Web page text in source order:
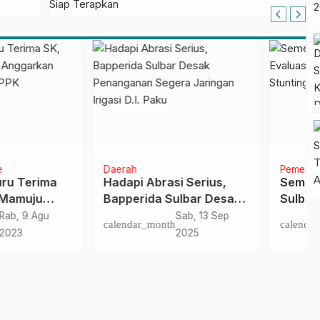
I 2025, Wagub
Evaluasi
Penurunan
Sen, 25 Agu
Shalat Berjemaah,Cara
Bupati-Polres
Pasangkayu Pererat
Silaturahim
calendar_month
Rab, 21 Apr